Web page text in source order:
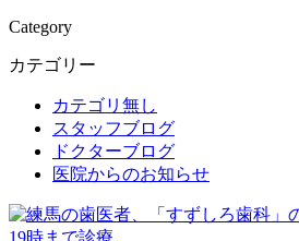
Category
カテゴリー
カテゴリ無し
スタッフブログ
ドクターブログ
医院からのお知らせ